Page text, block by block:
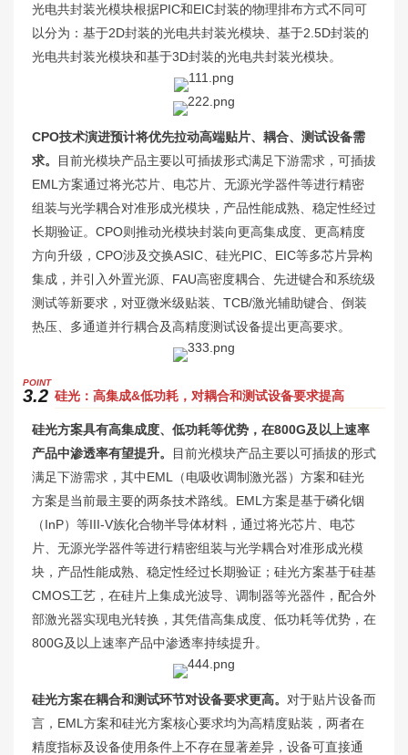
光电共封装光模块根据PIC和EIC封装的物理排布方式不同可
以分为：基于2D封装的光电共封装光模块、基于2.5D封装的
光电共封装光模块和基于3D封装的光电共封装光模块。
CPO技术演进预计将优先拉动高端贴片、耦合、测试设备需
求。
目前光模块产品主要以可插拔形式满足下游需求，可插拔
EML方案通过将光芯片、电芯片、无源光学器件等进行精密
组装与光学耦合对准形成光模块，产品性能成熟、稳定性经过
长期验证。CPO则推动光模块封装向更高集成度、更高精度
方向升级，CPO涉及交换ASIC、硅光PIC、EIC等多芯片异构
集成，并引入外置光源、FAU高密度耦合、先进键合和系统级
测试等新要求，对亚微米级贴装、TCB/激光辅助键合、倒装
热压、多通道并行耦合及高精度测试设备提出更高要求。
POINT
3.2 硅光：高集成&低功耗，对耦合和测试设备要求提高
硅光方案具有高集成度、低功耗等优势，在800G及以上速率
产品中渗透率有望提升。
目前光模块产品主要以可插拔的形式
满足下游需求，其中EML（电吸收调制激光器）方案和硅光
方案是当前最主要的两条技术路线。EML方案是基于磷化铟
（InP）等III-V族化合物半导体材料，通过将光芯片、电芯
片、无源光学器件等进行精密组装与光学耦合对准形成光模
块，产品性能成熟、稳定性经过长期验证；硅光方案基于硅基
CMOS工艺，在硅片上集成光波导、调制器等光器件，配合外
部激光器实现电光转换，其凭借高集成度、低功耗等优势，在
800G及以上速率产品中渗透率持续提升。
硅光方案在耦合和测试环节对设备要求更高。 对于贴片设备而
言，EML方案和硅光方案核心要求均为高精度贴装，两者在
精度指标及设备使用条件上不存在显著差异，设备可直接通